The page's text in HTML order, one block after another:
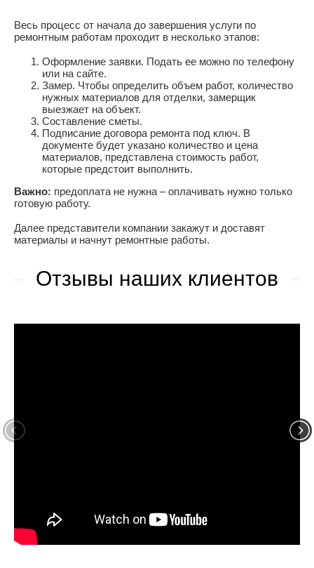
Весь процесс от начала до завершения услуги по
ремонтным работам проходит в несколько этапов:
Оформление заявки. Подать ее можно по телефону
или на сайте.
Замер. Чтобы определить объем работ, количество
нужных материалов для отделки, замерщик
выезжает на объект.
Составление сметы.
Подписание договора ремонта под ключ. В
документе будет указано количество и цена
материалов, представлена стоимость работ,
которые предстоит выполнить.
Важно: предоплата не нужна – оплачивать нужно только
готовую работу.
Далее представители компании закажут и доставят
материалы и начнут ремонтные работы.
Отзывы наших клиентов